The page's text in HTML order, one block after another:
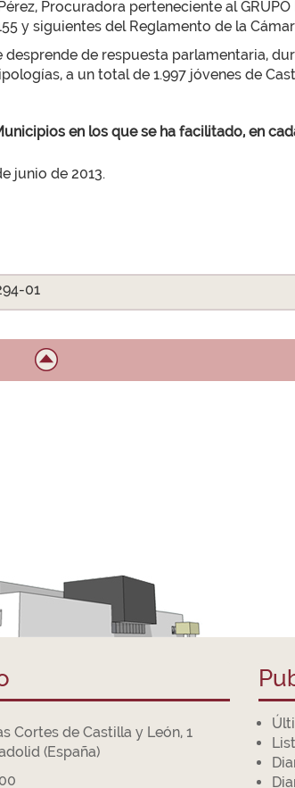
Procuradora perteneciente al
y siguientes del Reglamento de la
desprende de respuesta parlamentaria,
a un total de 1.997 jóvenes de
en los que se ha facilitado, en
junio de 2013.
01
Cortes de Castilla y León, 1
(España)